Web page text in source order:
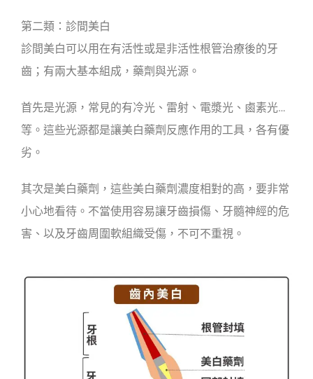
第二類：診間美白
診間美白可以用在有活性或是非活性根管治療後的牙
齒；有兩大基本組成，藥劑與光源。
首先是光源，常見的有冷光、雷射、電漿光、鹵素光…
等。這些光源都是讓美白藥劑反應作用的工具，各有優
劣。
其次是美白藥劑，這些美白藥劑濃度相對的高，要非常
小心地看待。不當使用容易讓牙齒損傷、牙髓神經的危
害、以及牙齒周圍軟組織受傷，不可不重視。